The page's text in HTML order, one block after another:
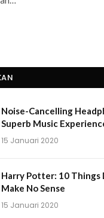
Noise-Cancelling
Superb Music
15 Januari 2020
Harry Potter: 10 Things
Make No Sense
15 Januari 2020